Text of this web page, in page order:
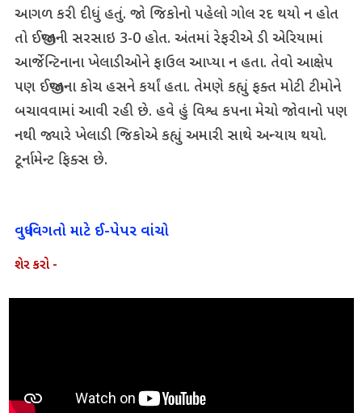
આગળ કરી દીધું હતું. જો જિકોનો પહેલો ગોલ રદ થયો ન હોત
તો ઈજીપ્તની સરસાઇ 3-0 હોત. અંતમાં રેફરીએ ડી એરિયામાં
આર્જેન્ટિનાના ખેલાડીઓને ફાઉલ આપ્યા ન હતા. તેવો આક્ષેપ
પણ ઈજીપ્તના કોચ હસને કર્યાં હતા. તેમણે કહ્યું ફક્ત મોટી ટીમોને
બચાવવામાં આવી રહી છે. હવે હું વિશ્વ કપના મેચો જોવાનો પણ
નથી જ્યારે ખેલાડી જિકોએ કહ્યું અમારી સાથે અન્યાય થયો.
ટૂર્નામેન્ટ ફિક્સ છે.
વધુ વિગતો માટે ઈ-પેપર વાંચો
શેર કરો -